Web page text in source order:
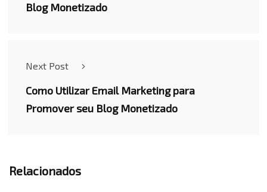
Blog Monetizado
Next Post
Como Utilizar Email Marketing para
Promover seu Blog Monetizado
Relacionados